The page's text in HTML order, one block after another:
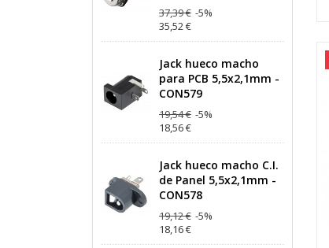
37,39 € -5%
35,52 €
Jack hueco macho
para PCB 5,5x2,1mm -
CON579
19,54 € -5%
18,56 €
Jack hueco macho C.I.
de Panel 5,5x2,1mm -
CON578
19,12 € -5%
18,16 €